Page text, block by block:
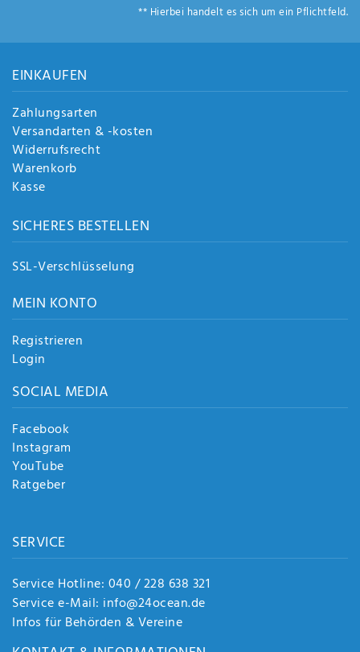
** Hierbei handelt es sich um ein Pflichtfeld.
EINKAUFEN
Zahlungsarten
Versandarten & -kosten
Widerrufsrecht
Warenkorb
Kasse
SICHERES BESTELLEN
SSL-Verschlüsselung
MEIN KONTO
Registrieren
Login
SOCIAL MEDIA
Facebook
Instagram
YouTube
Ratgeber
SERVICE
Service Hotline: 040 / 228 638 321
Service e-Mail: info@24ocean.de
Infos für Behörden & Vereine